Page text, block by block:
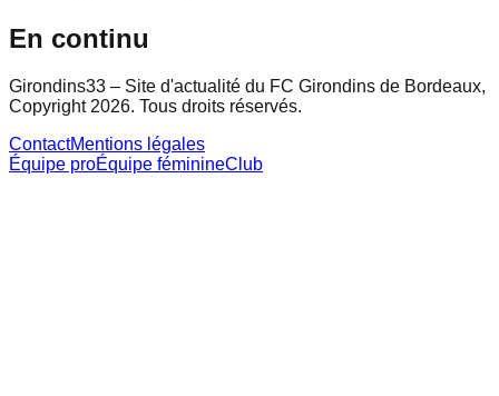
En continu
Girondins33 – Site d'actualité du FC Girondins de Bordeaux,
Copyright 2026. Tous droits réservés.
ContactMentions légales
Équipe proÉquipe féminineClub